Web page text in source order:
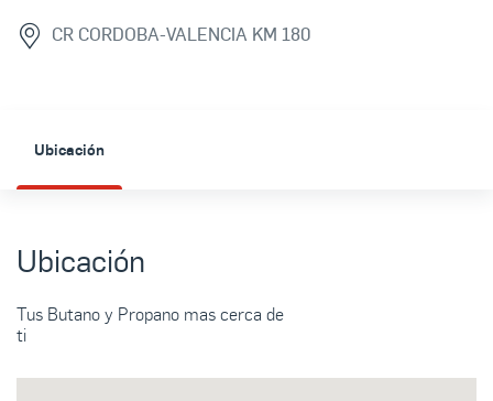
CR CORDOBA-VALENCIA KM 180
Ubicación
Ubicación
Tus Butano y Propano mas cerca de
ti